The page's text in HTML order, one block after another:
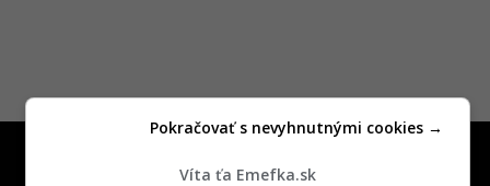
d
Víta ťa Emefka.sk
Pokračovať s nevyhnutnými cookies →